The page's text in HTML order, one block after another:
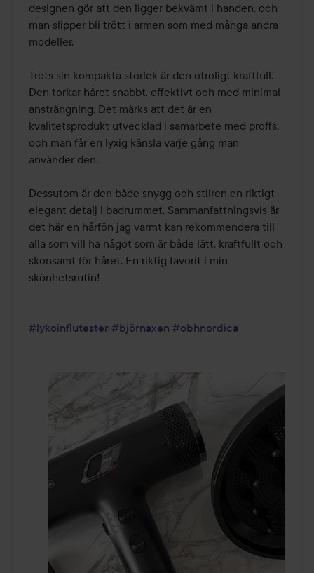
designen gör att den ligger bekvämt i handen, och
man slipper bli trött i armen som med många andra
modeller.
Trots sin kompakta storlek är den otroligt kraftfull.
Den torkar håret snabbt, effektivt och med minimal
ansträngning. Det märks att det är en
kvalitetsprodukt utvecklad i samarbete med proffs,
och man får en lyxig känsla varje gång man
använder den.
Dessutom är den både snygg och stilren en riktigt
elegant detalj i badrummet. Sammanfattningsvis är
det här en hårfön jag varmt kan rekommendera till
alla som vill ha något som är både lätt, kraftfullt och
skonsamt för håret. En riktig favorit i min
skönhetsrutin!
#lykoinflutester #björnaxen #obhnordica